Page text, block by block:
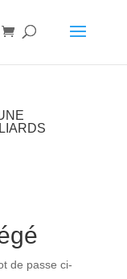
de passe ci-